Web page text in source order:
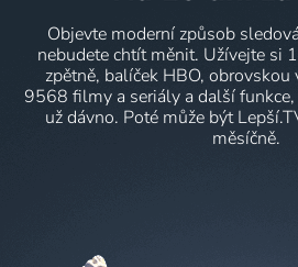
Objevte moderní způsob
nebudete chtít měnit. Užívejte si
zpětně, balíček HBO, obrovskou
9568 filmy a seriály a další
už dávno. Poté může být
měsíčně.